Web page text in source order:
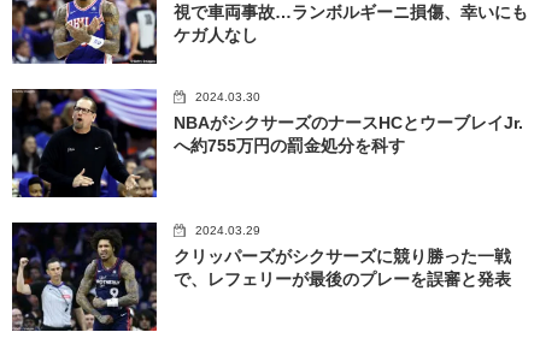
視で車両事故…ランボルギーニ損傷、幸いにも
ケガ人なし
2024.03.30
NBAがシクサーズのナースHCとウーブレイJr.
へ約755万円の罰金処分を科す
2024.03.29
クリッパーズがシクサーズに競り勝った一戦
で、レフェリーが最後のプレーを誤審と発表